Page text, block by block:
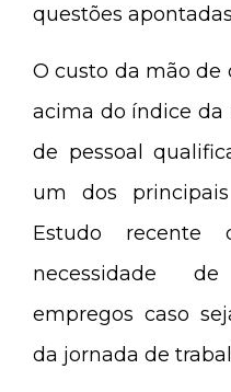
questões
O custo da mão de
acima do índice da
de pessoal
um dos
Estudo recente
necessidade
empregos caso
da jornada de